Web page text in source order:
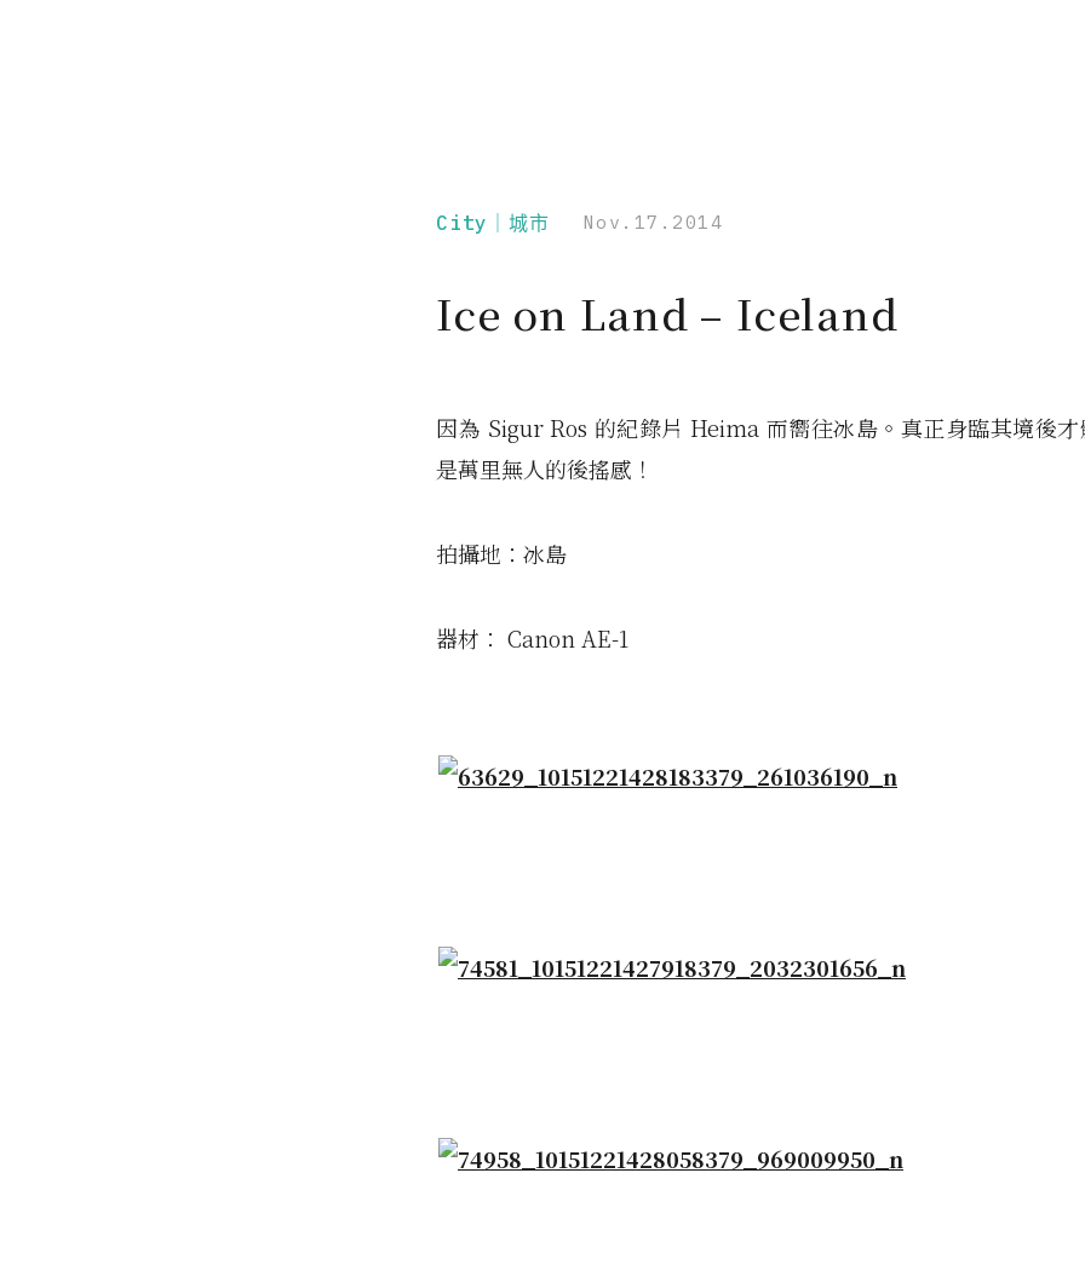
City｜城市 Nov.17.2014
Ice on Land – Iceland
因為 Sigur Ros 的紀錄片 Heima 而嚮往冰島。真正身臨其境後
是萬里無人的後搖感！
拍攝地：冰島
器材： Canon AE-1